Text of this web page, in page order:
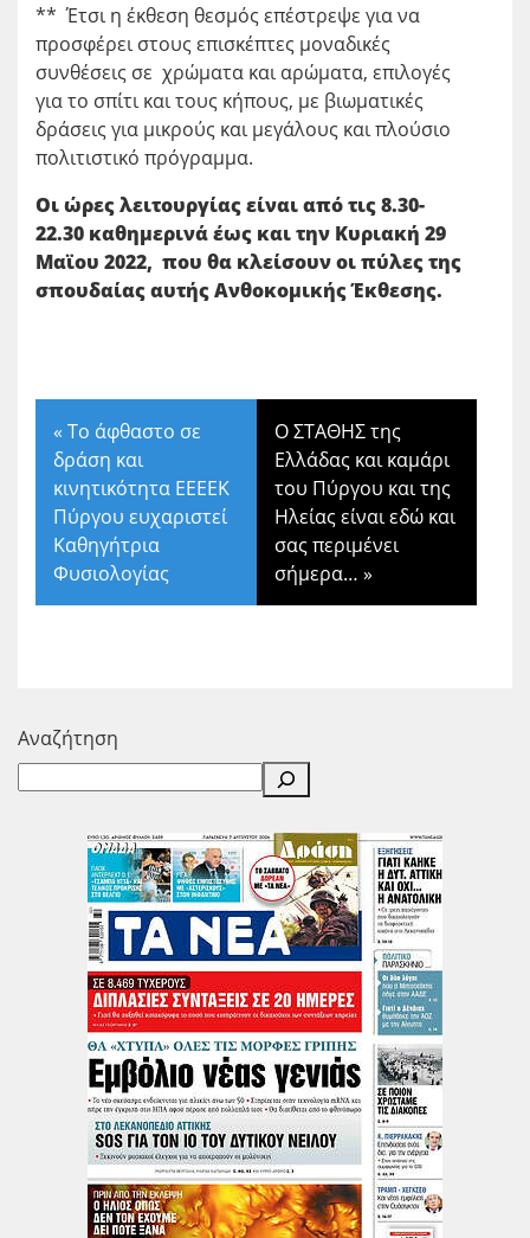
** Έτσι η έκθεση θεσμός επέστρεψε για να
προσφέρει στους επισκέπτες μοναδικές
συνθέσεις σε χρώματα και αρώματα, επιλογές
για το σπίτι και τους κήπους, με βιωματικές
δράσεις για μικρούς και μεγάλους και πλούσιο
πολιτιστικό πρόγραμμα.
Οι ώρες λειτουργίας είναι από τις 8.30-
22.30 καθημερινά έως και την Κυριακή 29
Μαϊου 2022, που θα κλείσουν οι πύλες της
σπουδαίας αυτής Ανθοκομικής Έκθεσης.
« Το άφθαστο σε
δράση και
κινητικότητα ΕΕΕΕΚ
Πύργου ευχαριστεί
Καθηγήτρια
Φυσιολογίας
Ο ΣΤΑΘΗΣ της
Ελλάδας και καμάρι
του Πύργου και της
Ηλείας είναι εδώ και
σας περιμένει
σήμερα… »
Αναζήτηση